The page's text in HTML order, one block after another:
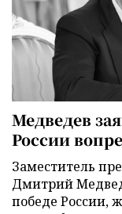
Медведев
России
Заместитель
Дмитрий
победе России,